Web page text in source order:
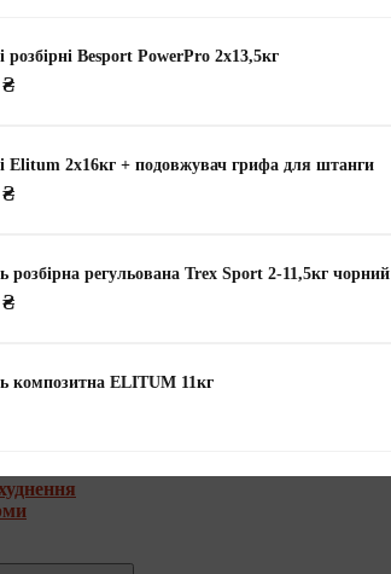
тренажери
розбірні Besport PowerPro 2х13,5кг
Elitum 2х16кг + подовжувач грифа для штанги
розбірна регульована Trex Sport 2-11,5кг чорний
композитна ELITUM 11кг